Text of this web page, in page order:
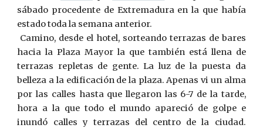
sábado procedente de Extremadura en la que había
estado toda la semana anterior.
Camino, desde el hotel, sorteando terrazas de bares
hacia la Plaza Mayor la que también está llena de
terrazas repletas de gente. La luz de la puesta da
belleza a la edificación de la plaza. Apenas vi un alma
por las calles hasta que llegaron las 6-7 de la tarde,
hora a la que todo el mundo apareció de golpe e
inundó calles y terrazas del centro de la ciudad.